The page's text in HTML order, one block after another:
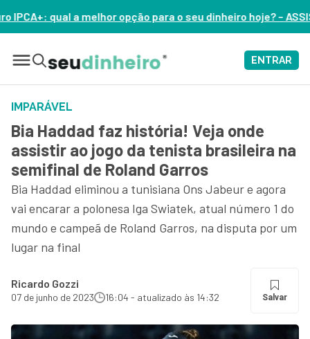
para o seu dinheiro hoje? – ASSISTA AGORA
ENTRAR
IMPARÁVEL
Bia Haddad faz história! Veja onde
assistir ao jogo da tenista brasileira na
semifinal de Roland Garros
Bia Haddad eliminou a tunisiana Ons Jabeur e agora
vai encarar a polonesa Iga Swiatek, atual número 1 do
mundo e campeã de Roland Garros, na disputa por um
lugar na final
Ricardo Gozzi
07 de junho de 2023 16:04 - atualizado às 14:32 Salvar